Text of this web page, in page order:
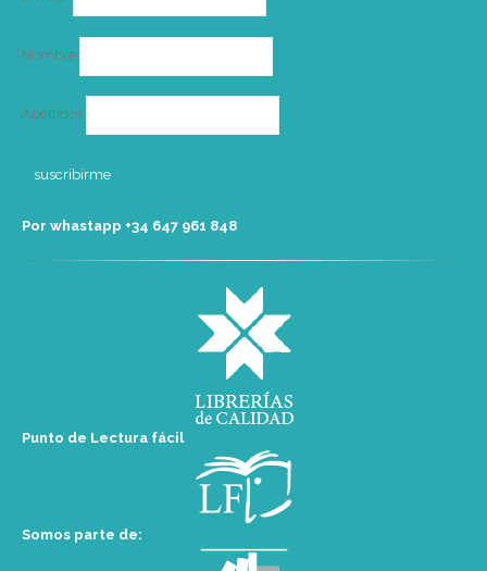
Nombre
Apellidos
Por whastapp +34 ‭647 961 848‬
Punto de Lectura fácil
Somos parte de: